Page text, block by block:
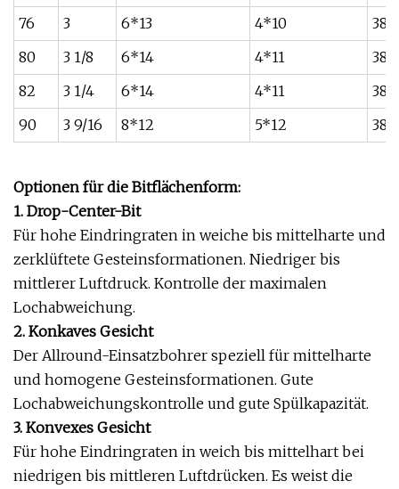
76 3 6*13 4*10
38
80
3 1/8 6*14 4*11
38
82
3 1/4 6*14 4*11
38
90
3 9/16 8*12 5*12 38
Optionen für die Bitflächenform:
1. Drop-Center-Bit
Für hohe Eindringraten in weiche bis mittelharte und
zerklüftete Gesteinsformationen. Niedriger bis
mittlerer Luftdruck. Kontrolle der maximalen
Lochabweichung.
2. Konkaves Gesicht
Der Allround-Einsatzbohrer speziell für mittelharte
und homogene Gesteinsformationen. Gute
Lochabweichungskontrolle und gute Spülkapazität.
3. Konvexes Gesicht
Für hohe Eindringraten in weich bis mittelhart bei
niedrigen bis mittleren Luftdrücken. Es weist die